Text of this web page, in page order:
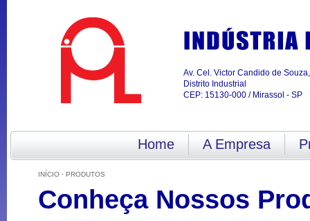
Av. Cel. Victor Candido de
Distrito Industrial
CEP: 15130-000 / Mirassol - SP
Home A Empresa
INÍCIO · PRODUTOS
Conheça Nossos